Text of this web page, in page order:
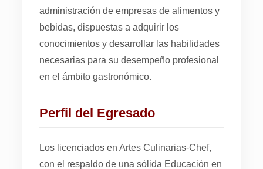
administración de empresas de alimentos y
bebidas, dispuestas a adquirir los
conocimientos y desarrollar las habilidades
necesarias para su desempeño profesional
en el ámbito gastronómico.
Perfil del Egresado
Los licenciados en Artes Culinarias-Chef,
con el respaldo de una sólida Educación en